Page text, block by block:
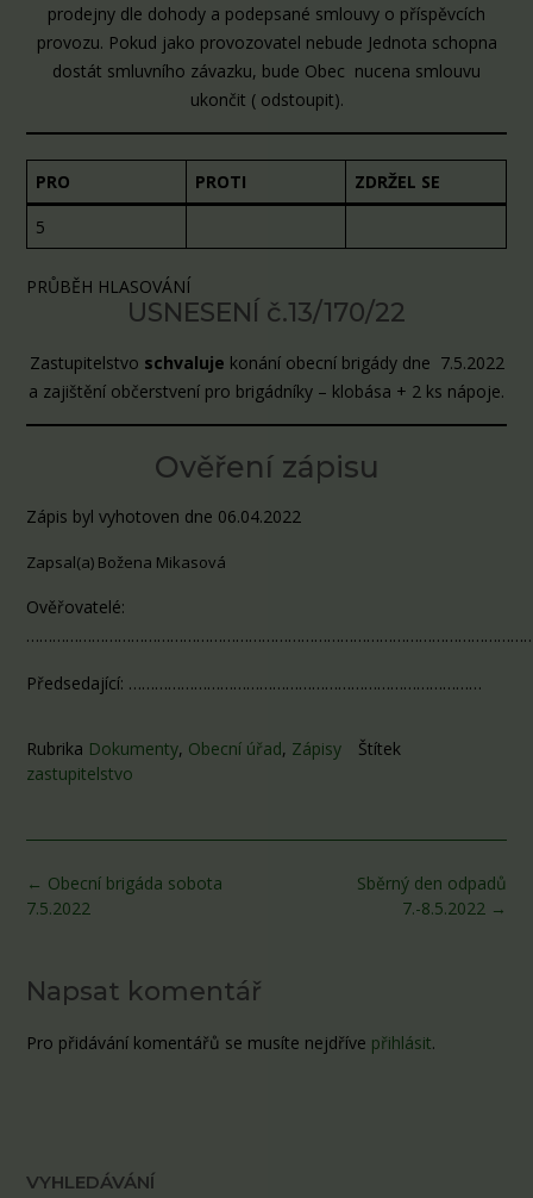
prodejny dle dohody a podepsané smlouvy o příspěvcích
provozu. Pokud jako provozovatel nebude Jednota schopna
dostát smluvního závazku, bude Obec nucena smlouvu
ukončit ( odstoupit).
PRO PROTI
ZDRŽEL SE
5
PRŮBĚH HLASOVÁNÍ
USNESENÍ č.13/170/22
Zastupitelstvo schvaluje konání obecní brigády dne 7.5.2022
a zajištění občerstvení pro brigádníky – klobása + 2 ks nápoje.
Ověření zápisu
Zápis byl vyhotoven dne 06.04.2022
Zapsal(a) Božena Mikasová
Ověřovatelé:
Předsedající: ………………………………………………………………………
Rubrika Dokumenty, Obecní úřad, Zápisy
Štítek
zastupitelstvo
Post
navigation
Sběrný den odpadů
7.-8.5.2022 →
← Obecní brigáda sobota
7.5.2022
Napsat komentář
Pro přidávání komentářů se musíte nejdříve přihlásit.
VYHLEDÁVÁNÍ